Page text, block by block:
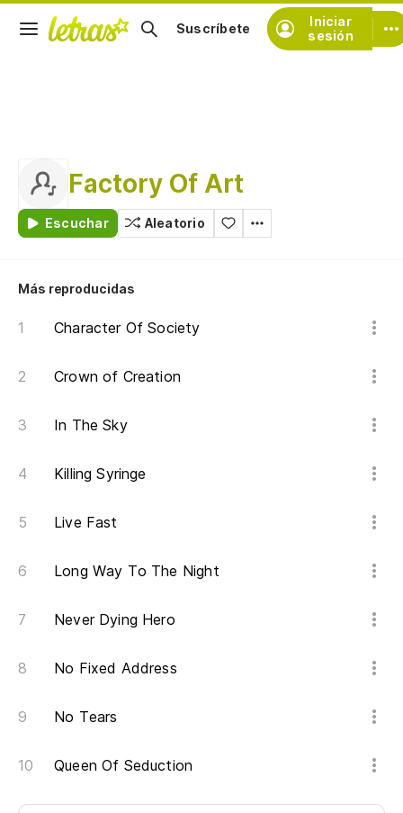
Iniciar
sesión
Suscríbete
Factory Of Art
Escuchar Aleatorio
Más reproducidas
Character Of Society
Crown of Creation
In The Sky
Killing Syringe
Live Fast
Long Way To The Night
Never Dying Hero
No Fixed Address
No Tears
Queen Of Seduction